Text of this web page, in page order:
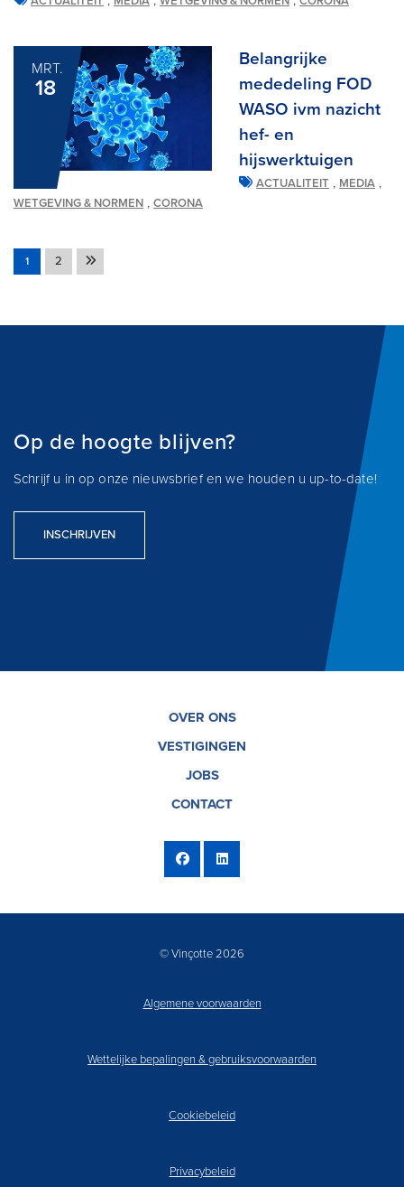
MRT.
18
Belangrijke
mededeling FOD
WASO ivm nazicht
hef- en
hijswerktuigen
ACTUALITEIT , MEDIA ,
WETGEVING & NORMEN , CORONA
1 2
Op de hoogte blijven?
Schrijf u in op onze nieuwsbrief en we houden u up-to-date!
INSCHRIJVEN
OVER ONS
VESTIGINGEN
JOBS
CONTACT
© Vinçotte 2026
Algemene voorwaarden
Wettelijke bepalingen & gebruiksvoorwaarden
Cookiebeleid
Privacybeleid